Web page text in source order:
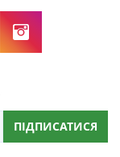
ПІДПИСАТИСЯ